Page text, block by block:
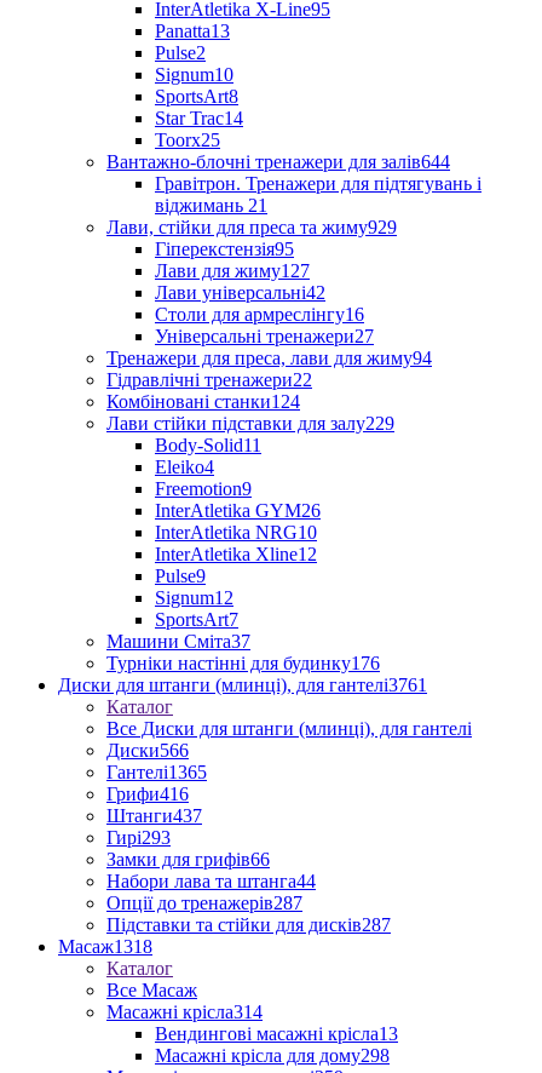
InterAtletika X-Line95
Panatta13
Pulse2
Signum10
SportsArt8
Star Trac14
Toorx25
Вантажно-блочні тренажери для залів644
Гравітрон. Тренажери для підтягувань і
віджимань 21
Лави, стійки для преса та жиму929
Гіперекстензія95
Лави для жиму127
Лави універсальні42
Столи для армреслінгу16
Універсальні тренажери27
Тренажери для преса, лави для жиму94
Гідравлічні тренажери22
Комбіновані станки124
Лави стійки підставки для залу229
Body-Solid11
Eleiko4
Freemotion9
InterAtletika GYM26
InterAtletika NRG10
InterAtletika Xline12
Pulse9
Signum12
SportsArt7
Машини Сміта37
Турніки настінні для будинку176
Диски для штанги (млинці), для гантелі3761
Каталог
Все Диски для штанги (млинці), для гантелі
Диски566
Гантелі1365
Грифи416
Штанги437
Гирі293
Замки для грифів66
Набори лава та штанга44
Опції до тренажерів287
Підставки та стійки для дисків287
Масаж1318
Каталог
Все Масаж
Масажні крісла314
Вендингові масажні крісла13
Масажні крісла для дому298